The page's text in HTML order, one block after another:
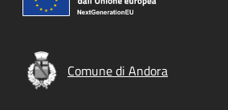
Comune di Andora